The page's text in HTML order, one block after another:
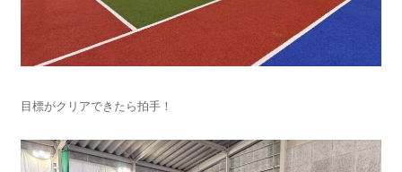
目標がクリアできたら拍手！